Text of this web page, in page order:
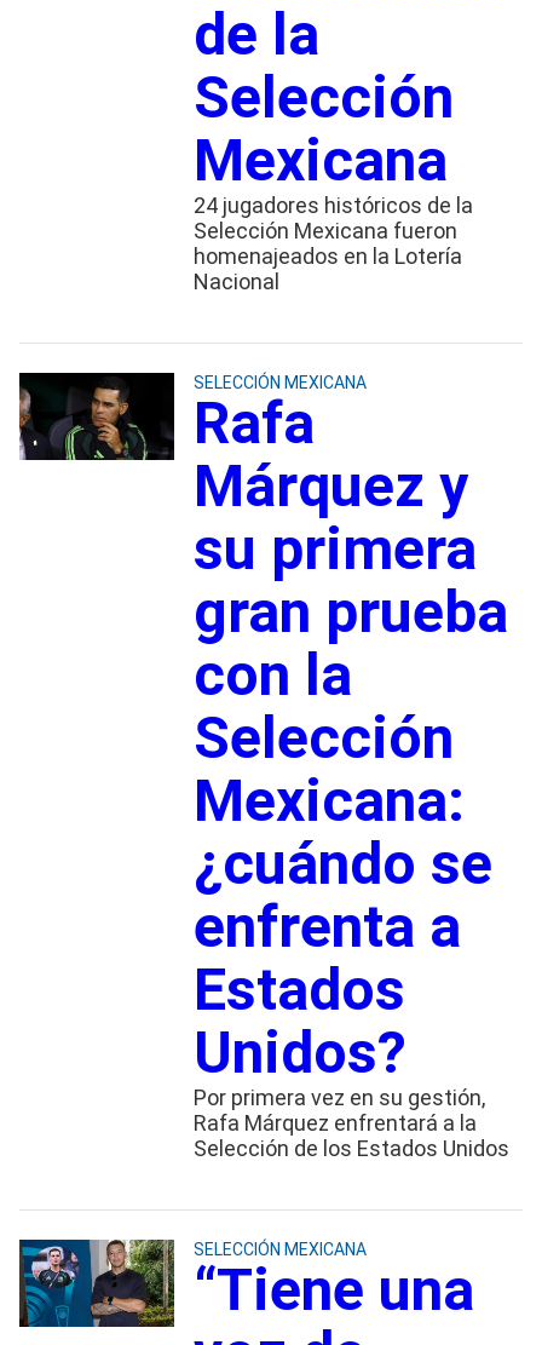
de la
Selección
Mexicana
24 jugadores históricos de la
Selección Mexicana fueron
homenajeados en la Lotería
Nacional
SELECCIÓN MEXICANA
Rafa
Márquez y
su primera
gran prueba
con la
Selección
Mexicana:
¿cuándo se
enfrenta a
Estados
Unidos?
Por primera vez en su gestión,
Rafa Márquez enfrentará a la
Selección de los Estados Unidos
SELECCIÓN MEXICANA
“Tiene una